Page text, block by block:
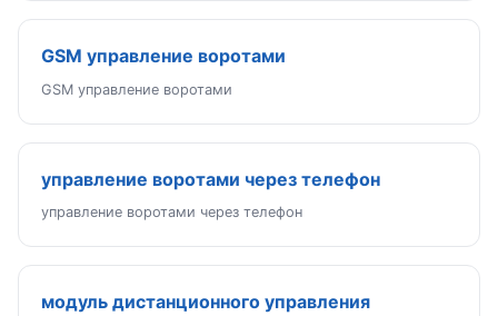
GSM управление воротами
GSM управление воротами
управление воротами через телефон
управление воротами через телефон
модуль дистанционного управления